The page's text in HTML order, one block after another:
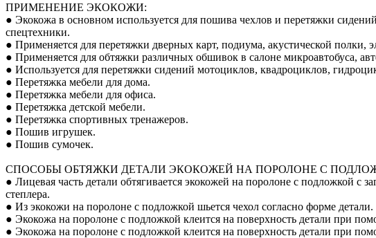
ПРИМЕНЕНИЕ ЭКОКОЖИ:
● Экокожа в основном используется для пошива чехлов и перетяжки
спецтехники.
● Применяется для перетяжки дверных карт, подиума, акустической полки,
● Применяется для обтяжки различных обшивок в салоне микроавтобуса,
● Используется для перетяжки сидений мотоциклов, квадроциклов,
● Перетяжка мебели для дома.
● Перетяжка мебели для офиса.
● Перетяжка детской мебели.
● Перетяжка спортивных тренажеров.
● Пошив игрушек.
● Пошив сумочек.
СПОСОБЫ ОБТЯЖКИ ДЕТАЛИ ЭКОКОЖЕЙ НА ПОРОЛОНЕ С
● Лицевая часть детали обтягивается экокожей на поролоне с подложкой
степлера.
● Из экокожи на поролоне с подложкой шьется чехол согласно форме
● Экокожа на поролоне с подложкой клеится на поверхность детали при
● Экокожа на поролоне с подложкой клеится на поверхность детали при